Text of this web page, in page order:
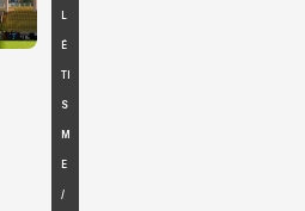
É
TI
S
M
E
/